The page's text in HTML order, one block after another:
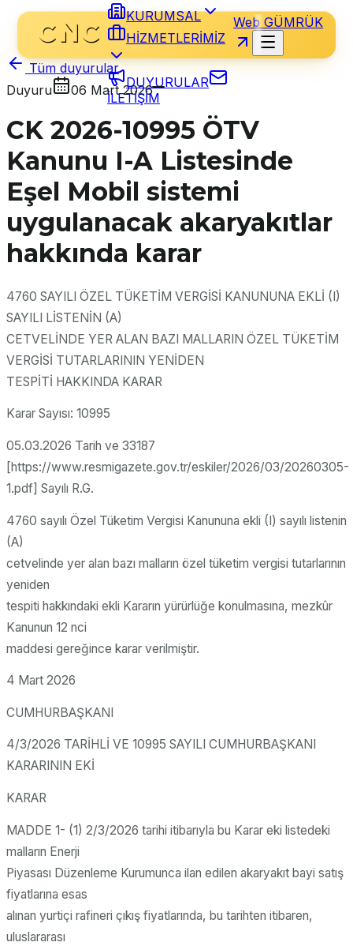
KURUMSAL
HİZMETLERİMİZ
DUYURULAR
İLETİŞİM
Web GÜMRÜK
Tüm duyurular
Duyuru
06 Mart 2026
CK 2026-10995 ÖTV
Kanunu I-A Listesinde
Eşel Mobil sistemi
uygulanacak akaryakıtlar
hakkında karar
4760 SAYILI ÖZEL TÜKETİM VERGİSİ KANUNUNA EKLİ (I)
SAYILI LİSTENİN (A)
CETVELİNDE YER ALAN BAZI MALLARIN ÖZEL TÜKETİM
VERGİSİ TUTARLARININ YENİDEN
TESPİTİ HAKKINDA KARAR
Karar Sayısı: 10995
05.03.2026 Tarih ve 33187
[https://www.resmigazete.gov.tr/eskiler/2026/03/20260305-
1.pdf] Sayılı R.G.
4760 sayılı Özel Tüketim Vergisi Kanununa ekli (I) sayılı listenin
(A)
cetvelinde yer alan bazı malların özel tüketim vergisi tutarlarının
yeniden
tespiti hakkındaki ekli Kararın yürürlüğe konulmasına, mezkûr
Kanunun 12 nci
maddesi gereğince karar verilmiştir.
4 Mart 2026
CUMHURBAŞKANI
4/3/2026 TARİHLİ VE 10995 SAYILI CUMHURBAŞKANI
KARARININ EKİ
KARAR
MADDE 1- (1) 2/3/2026 tarihi itibarıyla bu Karar eki listedeki
malların Enerji
Piyasası Düzenleme Kurumunca ilan edilen akaryakıt bayi satış
fiyatlarına esas
alınan yurtiçi rafineri çıkış fiyatlarında, bu tarihten itibaren,
uluslararası